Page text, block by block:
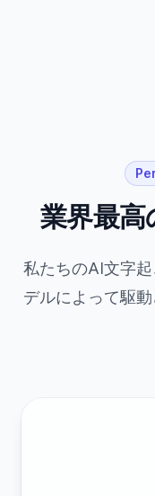
業界最高
私たちのAI文字
デルによって駆